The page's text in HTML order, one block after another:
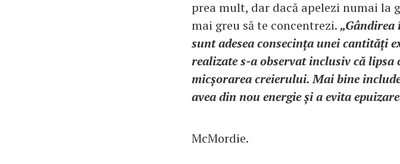
prea mult, dar dacă apelezi numai la
mai greu să te concentrezi.
sunt adesea consecința unei cantități
realizate s-a observat inclusiv că
micșorarea creierului. Mai bine
avea din nou energie și a evita
McMordie.